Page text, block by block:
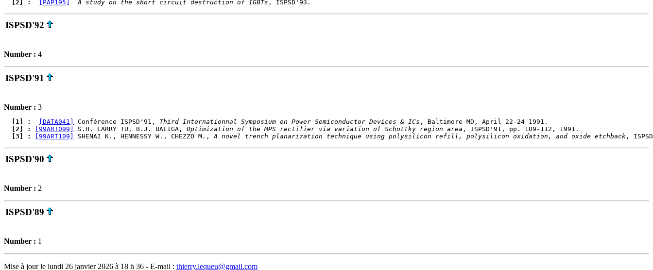
  [2] :
[PAP195] A study on the short circuit destruction of IGBTs
ISPSD'92
Number : 4
ISPSD'91
Number : 3
  [1] :
[DATA041] Conférence ISPSD'91, Third Internationnal Symposium on Power Semiconductor Devices & ICs
  [2] :
[99ART099] S.H. LARRY TU, B.J. BALIGA, Optimization of the MPS rectifier via variation of Schottky region area
  [3] :
[99ART109] SHENAI K., HENNESSY W., CHEZZO M., A novel trench planarization technique using polysilicon refill, polysilicon oxidation, and oxide etchback
ISPSD'90
Number : 2
ISPSD'89
Number : 1
Mise à jour le lundi 26 janvier 2026 à 18 h 36 - E-mail : thierry.lequeu@gmail.com